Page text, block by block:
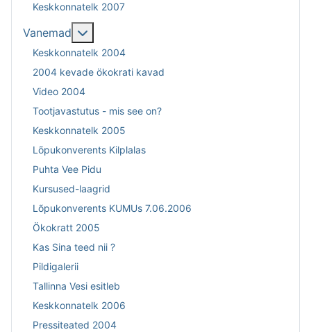
Keskkonnatelk 2007
Vanemad
Keskkonnatelk 2004
2004 kevade ökokrati kavad
Video 2004
Tootjavastutus - mis see on?
Keskkonnatelk 2005
Lõpukonverents Kilplalas
Puhta Vee Pidu
Kursused-laagrid
Lõpukonverents KUMUs 7.06.2006
Ökokratt 2005
Kas Sina teed nii ?
Pildigalerii
Tallinna Vesi esitleb
Keskkonnatelk 2006
Pressiteated 2004